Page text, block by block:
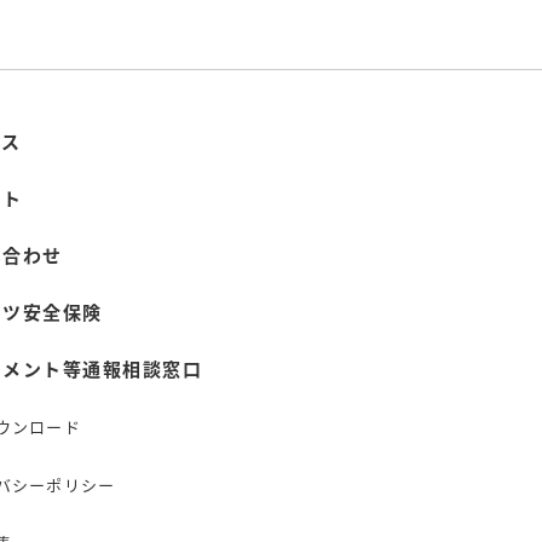
わせ
安全保険
ント等通報相談窓口
ンロード
シーポリシー